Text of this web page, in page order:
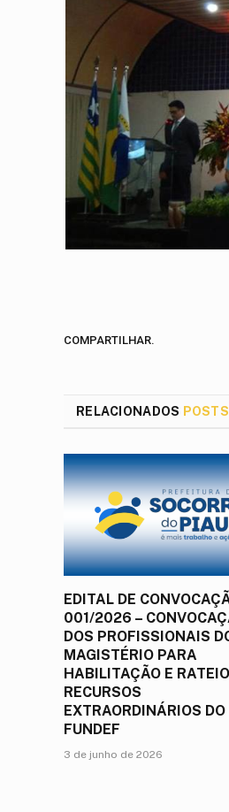
COMPARTILHAR.
RELACIONADOS POSTS
EDITAL DE
001/2026 –
DOS PROFISSIONAIS
MAGISTÉRIO PARA
HABILITAÇÃO E
RECURSOS
EXTRAORDINÁRIOS DO
FUNDEF
3 de junho de 2026